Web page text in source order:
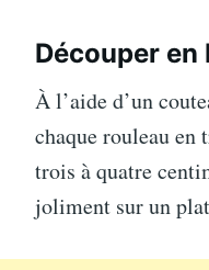
Découper en
À l’aide d’un
chaque rouleau en
trois à quatre
joliment sur un